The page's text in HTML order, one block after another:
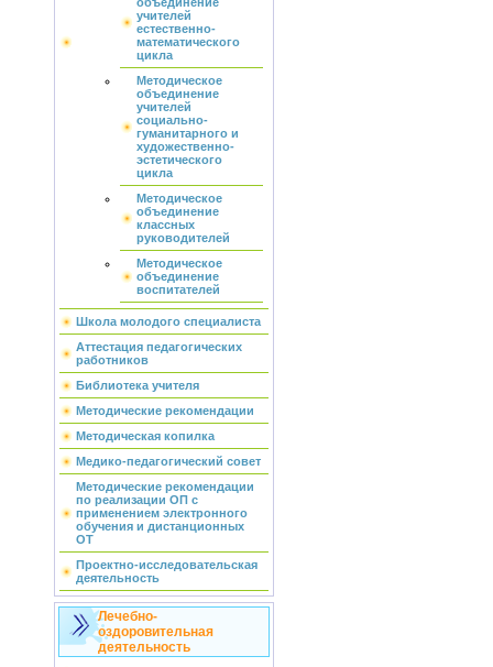
учителей
естественно-
математического
цикла
Методическое
объединение
учителей
социально-
гуманитарного и
художественно-
эстетического
цикла
Методическое
объединение
классных
руководителей
Методическое
объединение
воспитателей
Школа молодого специалиста
Аттестация педагогических
работников
Библиотека учителя
Методические рекомендации
Методическая копилка
Медико-педагогический совет
Методические рекомендации
по реализации ОП с
применением электронного
обучения и дистанционных
ОТ
Проектно-исследовательская
деятельность
Лечебно-
оздоровительная
деятельность